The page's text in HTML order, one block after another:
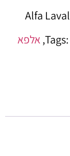
Tags:
,אלפא